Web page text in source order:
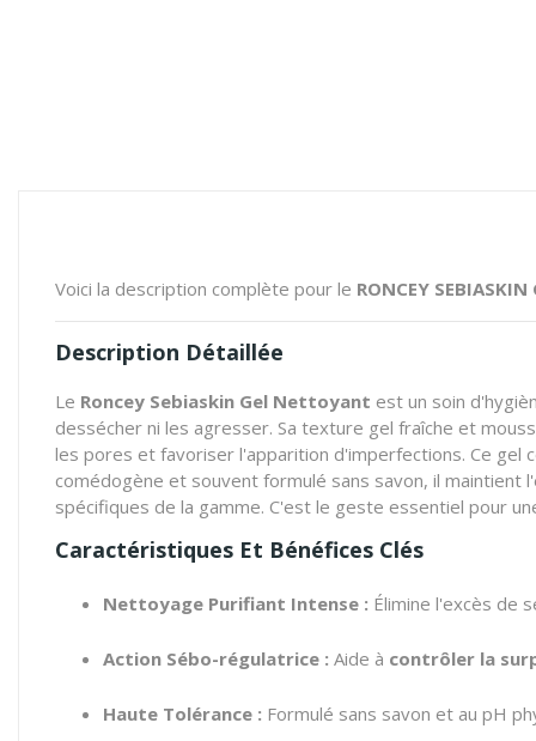
Voici la description complète pour le RONCEY
Description Détaillée
Le Roncey Sebiaskin Gel Nettoyant est un soin
dessécher ni les agresser. Sa texture gel fraîche et
les pores et favoriser l'apparition d'imperfections. Ce
comédogène et souvent formulé sans savon, il
spécifiques de la gamme. C'est le geste essentiel pour
Caractéristiques Et Bénéfices Clés
Nettoyage Purifiant Intense : Élimine l'excès de
Action Sébo-régulatrice : Aide à contrôler la
Haute Tolérance : Formulé sans savon et au pH